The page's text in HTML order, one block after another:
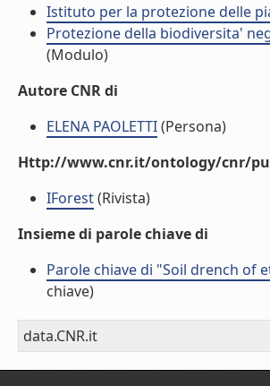
Istituto per la protezione delle
Protezione della biodiversita'
(Modulo)
Autore CNR di
ELENA PAOLETTI(Persona)
Http://www.cnr.it/ontology/cnr/
IForest(Rivista)
Insieme di parole chiave di
Parole chiave di "Soil drench of
chiave)
data.CNR.it